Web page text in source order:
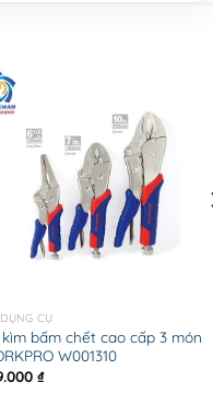
CỤ
kìm bấm chết cao cấp 3 món
W001310
₫